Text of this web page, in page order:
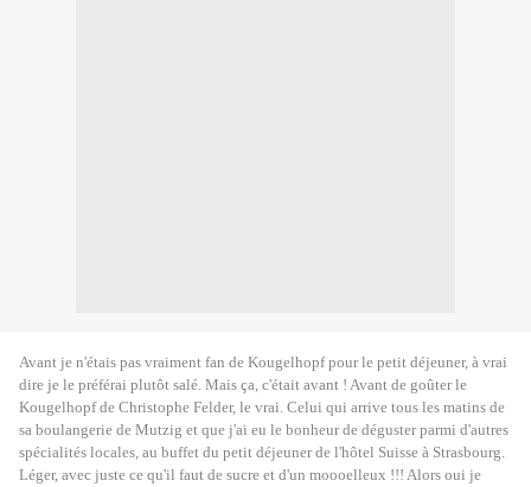
Avant je n'étais pas vraiment fan de Kougelhopf pour le petit déjeuner, à vrai
dire je le préférai plutôt salé. Mais ça, c'était avant ! Avant de goûter le
Kougelhopf de Christophe Felder, le vrai. Celui qui arrive tous les matins de
sa boulangerie de Mutzig et que j'ai eu le bonheur de dégusterparmi d'autres
spécialités locales, au buffet du petit déjeuner de l'hôtel Suisse à Strasbourg.
Léger, avec juste ce qu'il faut de sucre et d'un moooelleux !!! Alors oui je